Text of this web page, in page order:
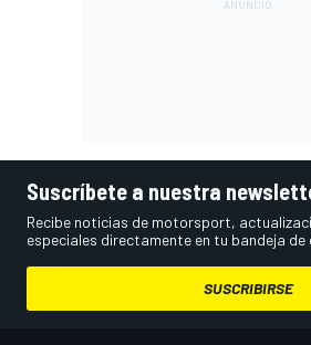
Suscríbete a nuestra
Recibe noticias de motorsport,
especiales directamente en tu bandeja de
SUSCRIBIRSE